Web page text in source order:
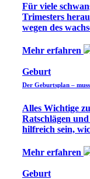
Für viele
Trimesters
wegen des
Mehr erfahren
Geburt
Der Geburtsplan –
Alles Wichtige
Ratschlägen
hilfreich sein,
Mehr erfahren
Geburt